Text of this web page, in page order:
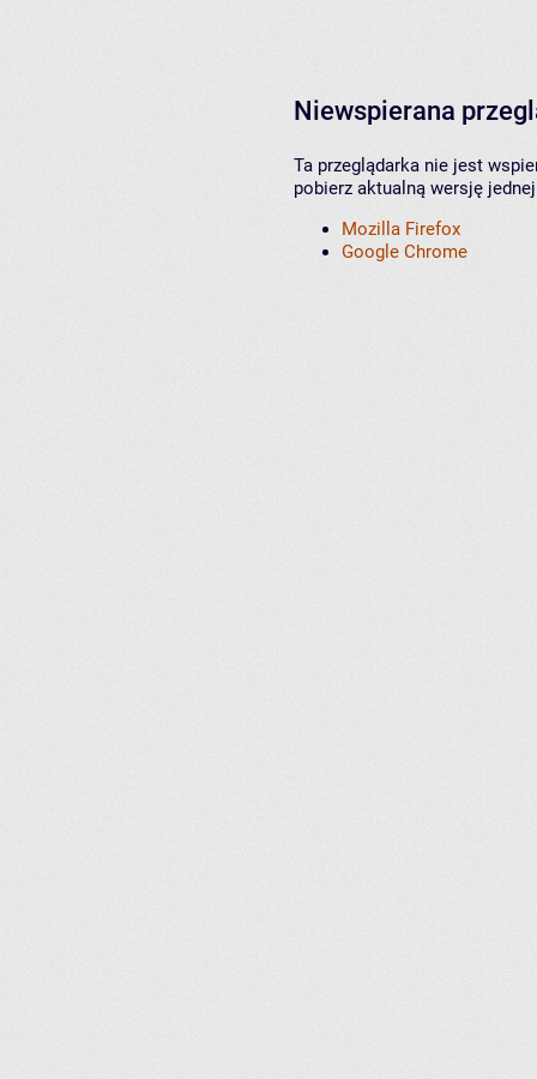
Niewspierana
Ta przeglądarka nie jest
pobierz aktualną wersję
Mozilla Firefox
Google Chrome